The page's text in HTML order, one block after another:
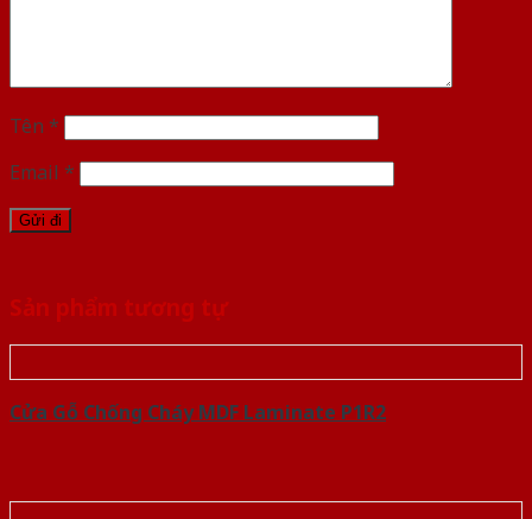
Tên *
Email *
Sản phẩm tương tự
Cửa Gỗ Chống Cháy MDF Laminate P1R2